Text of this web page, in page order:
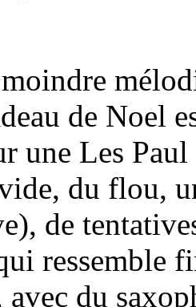
de Noel
une Les Paul
du flou,
de
ressemble
avec du